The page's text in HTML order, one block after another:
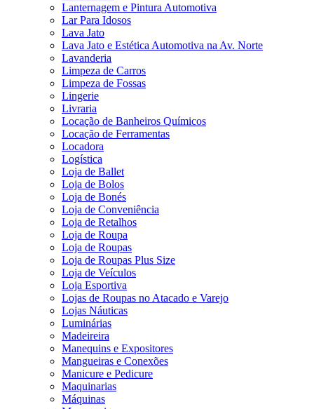
Lanternagem e Pintura Automotiva
Lar Para Idosos
Lava Jato
Lava Jato e Estética Automotiva na Av. Norte
Lavanderia
Limpeza de Carros
Limpeza de Fossas
Lingerie
Livraria
Locação de Banheiros Químicos
Locação de Ferramentas
Locadora
Logística
Loja de Ballet
Loja de Bolos
Loja de Bonés
Loja de Conveniência
Loja de Retalhos
Loja de Roupa
Loja de Roupas
Loja de Roupas Plus Size
Loja de Veículos
Loja Esportiva
Lojas de Roupas no Atacado e Varejo
Lojas Náuticas
Luminárias
Madeireira
Manequins e Expositores
Mangueiras e Conexões
Manicure e Pedicure
Maquinarias
Máquinas